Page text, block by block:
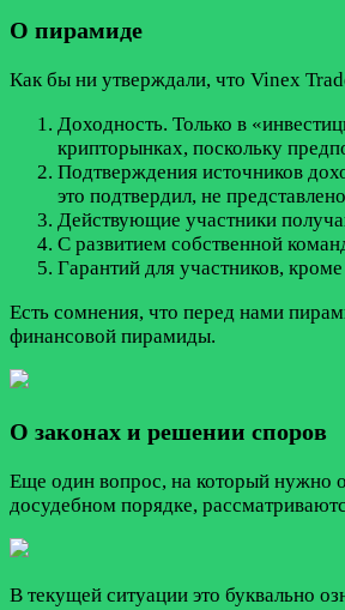
О пирамиде
Как бы ни утверждали, что Vinex
Доходность. Только в
крипторынках, поскольку
Подтверждения источников
это подтвердил, не
Действующие участники
С развитием собственной
Гарантий для участников,
Есть сомнения, что перед нами
финансовой пирамиды.
О законах и решении споров
Еще один вопрос, на который нужно
досудебном порядке,
В текущей ситуации это буквально